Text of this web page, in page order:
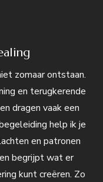
zomaar ontstaan.
en terugkerende
dragen vaak een
help ik je
en patronen
begrijpt wat er
kunt creëren. Zo